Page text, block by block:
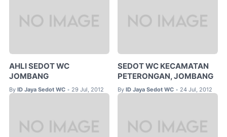
AHLI SEDOT WC
JOMBANG
By ID Jaya Sedot WC • 29 Jul, 2012
SEDOT WC KECAMATAN
PETERONGAN, JOMBANG
By ID Jaya Sedot WC • 24 Jul, 2012